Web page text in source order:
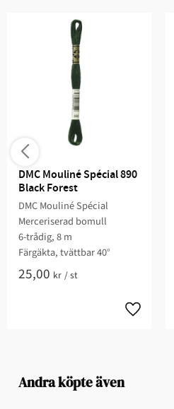
DMC Mouliné Spécial 890
Black Forest
DMC Mouliné Spécial
Merceriserad bomull
6-trådig, 8 m
Färgäkta, tvättbar 40°
25,00 kr /st
Andra köpte även